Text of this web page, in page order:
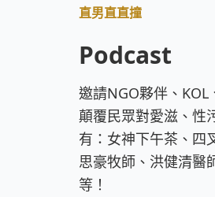
直男直直撞
Podcast
邀請NGO夥伴、
顛覆民眾對愛滋、性
有：女神下午茶、四
思豪牧師、洪健清醫
等！